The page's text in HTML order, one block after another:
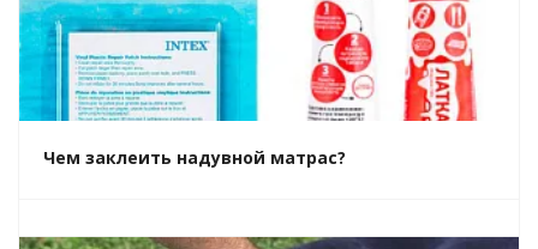
Чем заклеить надувной матрас?